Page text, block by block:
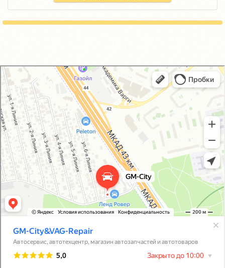
GM-City&VAG-Repair
Автосервис, автотехцентр в Москве
Магазин автозапчастей и автотоваров в Москве